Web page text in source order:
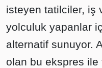
isteyen tatilciler, iş
yolculuk yapanlar
alternatif sunuyor.
olan bu ekspres ile